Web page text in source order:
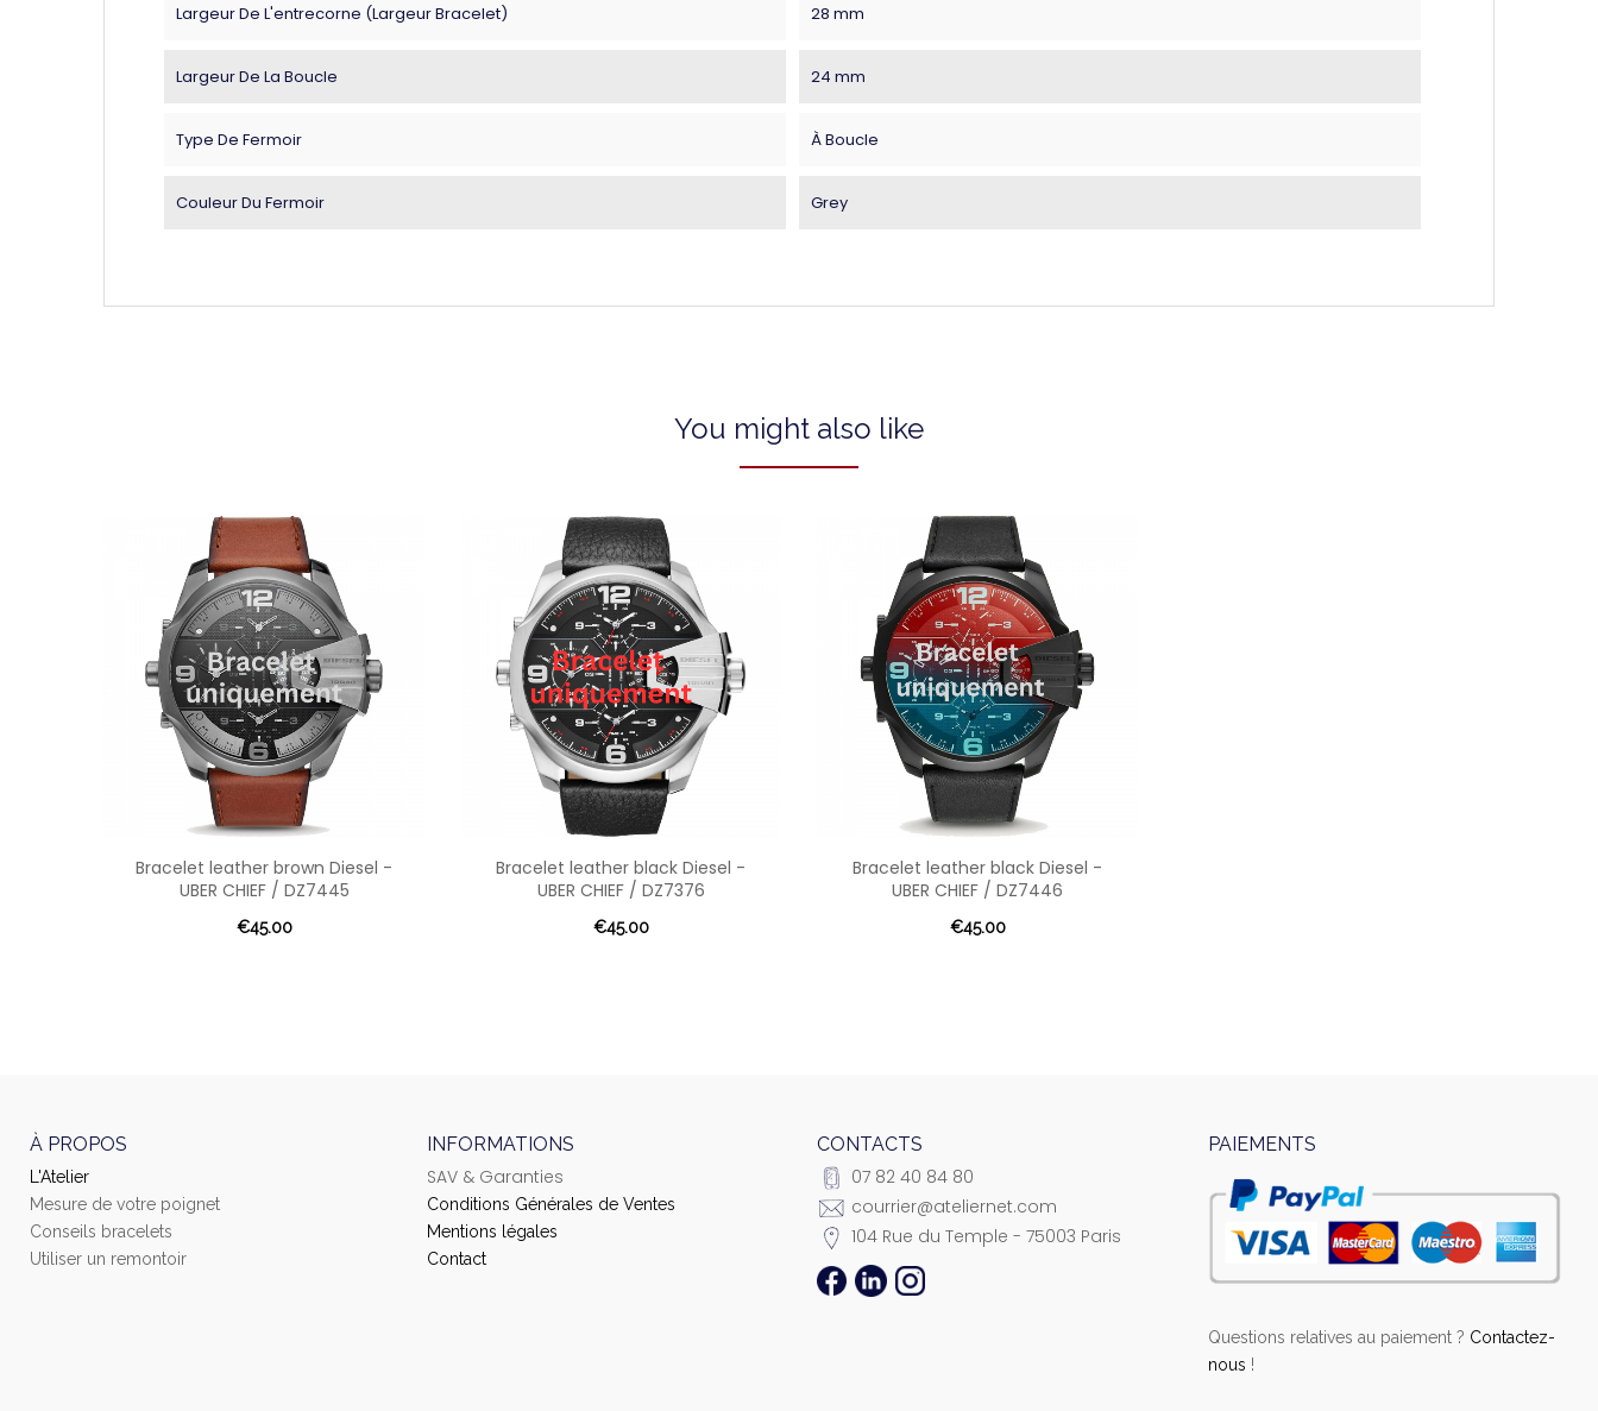
Largeur De L'entrecorne (largeur Bracelet) 28 mm
Largeur De La Boucle 24 mm
Type De Fermoir À Boucle
Couleur Du Fermoir Grey
You might also like
Bracelet leather brown Diesel -
UBER CHIEF / DZ7445
€45.00
Bracelet leather black Diesel -
UBER CHIEF / DZ7376
€45.00
Bracelet leather black Diesel -
UBER CHIEF / DZ7446
€45.00
À PROPOS
L'Atelier
Mesure de votre poignet
Conseils bracelets
Utiliser un remontoir
INFORMATIONS
SAV & Garanties
Conditions Générales de Ventes
Mentions légales
Contact
CONTACTS
07 82 40 84 80
courrier@ateliernet.com
104 Rue du Temple - 75003 Paris
PAIEMENTS
Questions relatives au paiement ? Contactez-
nous !